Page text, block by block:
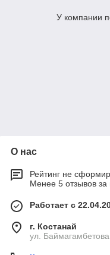
У компании
О нас
Рейтинг не
Менее 5 отзывов за
Работает с
г. Костанай
ул.